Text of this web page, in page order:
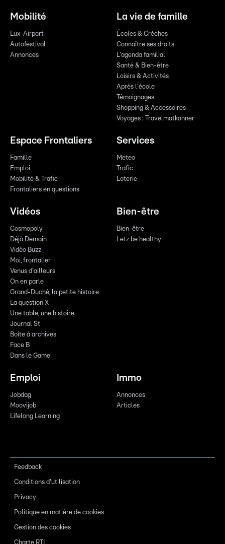
Mobilité
Lux-Airport
Autofestival
Annonces
La vie de famille
Écoles & Crèches
Connaître ses droits
L'agenda familial
Santé & Bien-être
Loisirs & Activités
Après l'école
Témoignages
Shopping & Accessoires
Voyages : Travelmatkanner
Espace Frontaliers
Famille
Emploi
Mobilité & Trafic
Frontaliers en questions
Services
Meteo
Trafic
Loterie
Vidéos
Cosmopoly
Déjà Demain
Vidéo Buzz
Moi, frontalier
Venus d'ailleurs
On en parle
Grand-Duché, la petite histoire
La question X
Une table, une histoire
Journal St
Boîte à archives
Face B
Dans le Game
Bien-être
Bien-être
Letz be healthy
Emploi
Jobdag
Moovijob
Lifelong Learning
Immo
Annonces
Articles
Feedback
Conditions d'utilisation
Privacy
Politique en matière de cookies
Gestion des cookies
Charte RTL